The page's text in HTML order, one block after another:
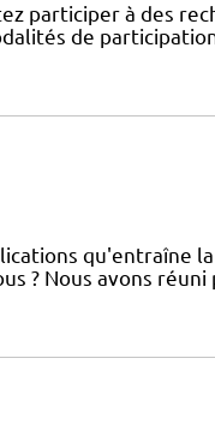
participer à des
de
qu'entraîne
? Nous avons